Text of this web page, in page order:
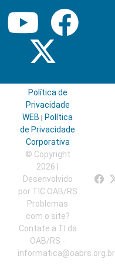
Política de
Privacidade
WEB | Política
de Privacidade
Corporativa
© Copyright
2026 |
Desenvolvido
por TIC OAB/RS
Problemas
com o site?
Contate a TI da
OAB/RS -
informatica@oabrs.org.br